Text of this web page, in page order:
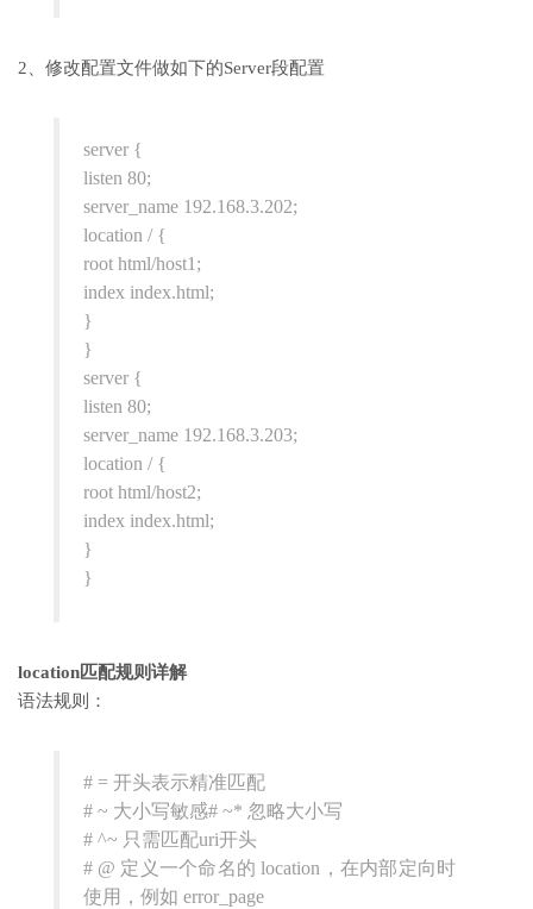
2、修改配置文件做如下的Server段配置
server {
listen 80;
server_name 192.168.3.202;
location / {
root html/host1;
index index.html;
}
}
server {
listen 80;
server_name 192.168.3.203;
location / {
root html/host2;
index index.html;
}
}
location匹配规则详解
语法规则：
# = 开头表示精准匹配
# ~ 大小写敏感# ~* 忽略大小写
# ^~ 只需匹配uri开头
# @ 定义一个命名的 location，在内部定向时
使用，例如 error_page